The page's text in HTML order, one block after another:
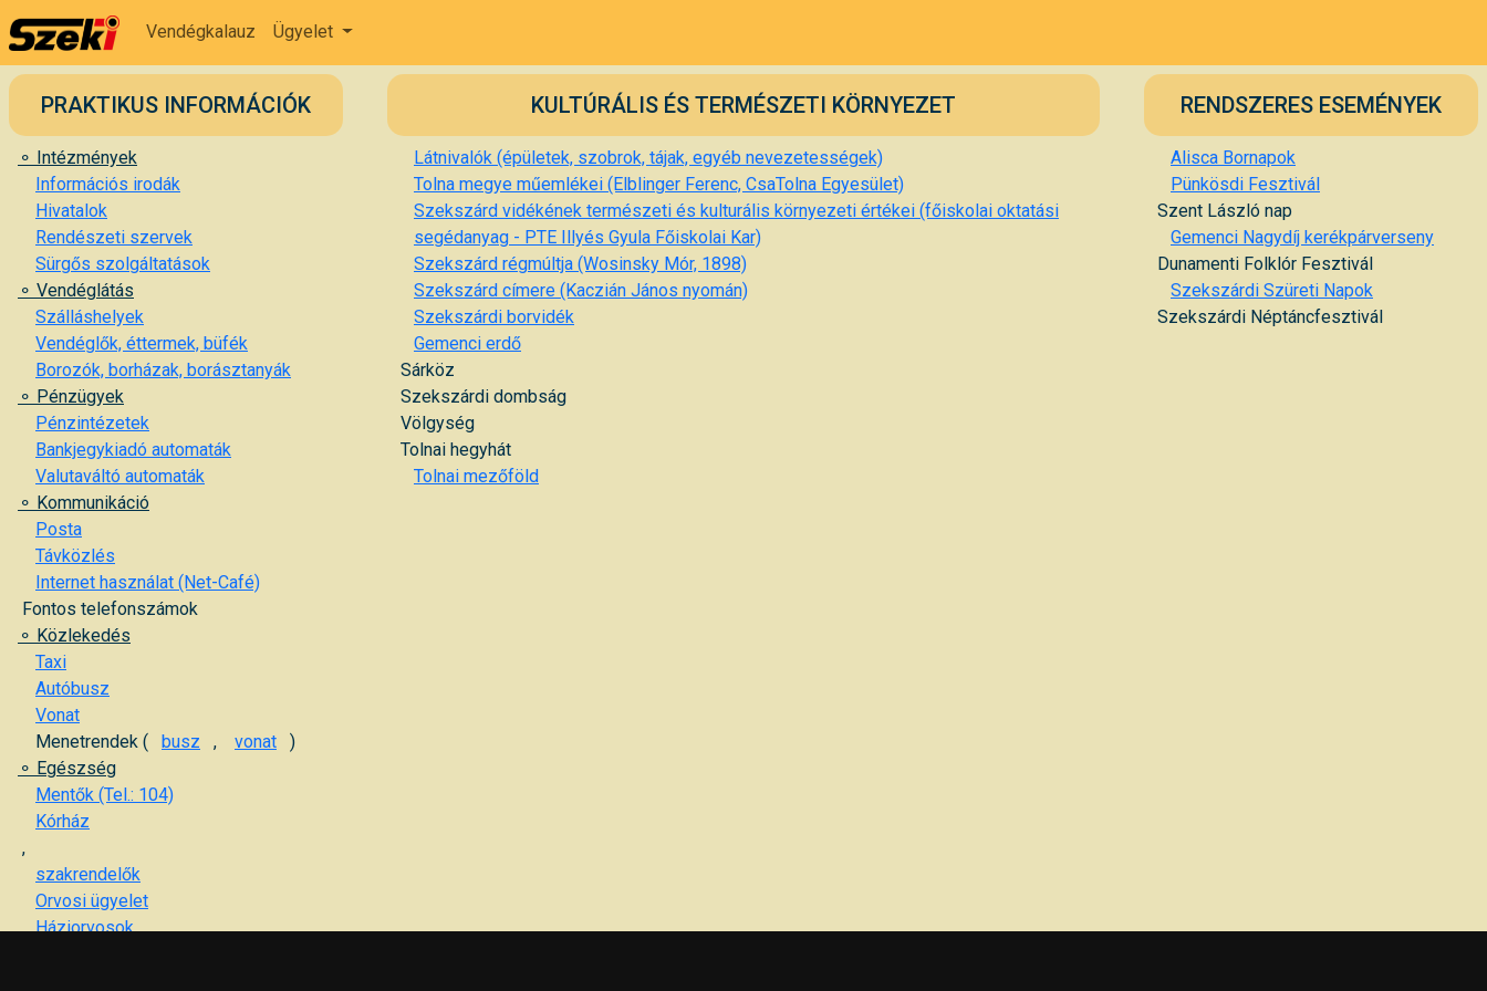
Vendégkalauz Ügyelet
PRAKTIKUS INFORMÁCIÓK
⚬ Intézmények
Információs irodák
Hivatalok
Rendészeti szervek
Sürgős szolgáltatások
⚬ Vendéglátás
Szálláshelyek
Vendéglők, éttermek, büfék
Borozók, borházak, borásztanyák
⚬ Pénzügyek
Pénzintézetek
Bankjegykiadó automaták
Valutaváltó automaták
⚬ Kommunikáció
Posta
Távközlés
Internet használat (Net-Café)
Fontos telefonszámok
⚬ Közlekedés
Taxi
Autóbusz
Vonat
Menetrendek (
busz , vonat
)
⚬ Egészség
Mentők (Tel.: 104)
Kórház
,
szakrendelők
Orvosi ügyelet
Háziorvosok
KULTÚRÁLIS ÉS TERMÉSZETI KÖRNYEZET
Látnivalók (épületek, szobrok, tájak, egyéb nevezetességek)
Tolna megye műemlékei (Elblinger Ferenc, CsaTolna Egyesület)
Szekszárd vidékének természeti és kulturális környezeti értékei (főiskolai oktatási
segédanyag - PTE Illyés Gyula Főiskolai Kar)
Szekszárd régmúltja (Wosinsky Mór, 1898)
Szekszárd címere (Kaczián János nyomán)
Szekszárdi borvidék
Gemenci erdő
Sárköz
Szekszárdi dombság
Völgység
Tolnai hegyhát
Tolnai mezőföld
RENDSZERES ESEMÉNYEK
Alisca Bornapok
Pünkösdi Fesztivál
Szent László nap
Gemenci Nagydíj kerékpárverseny
Dunamenti Folklór Fesztivál
Szekszárdi Szüreti Napok
Szekszárdi Néptáncfesztivál